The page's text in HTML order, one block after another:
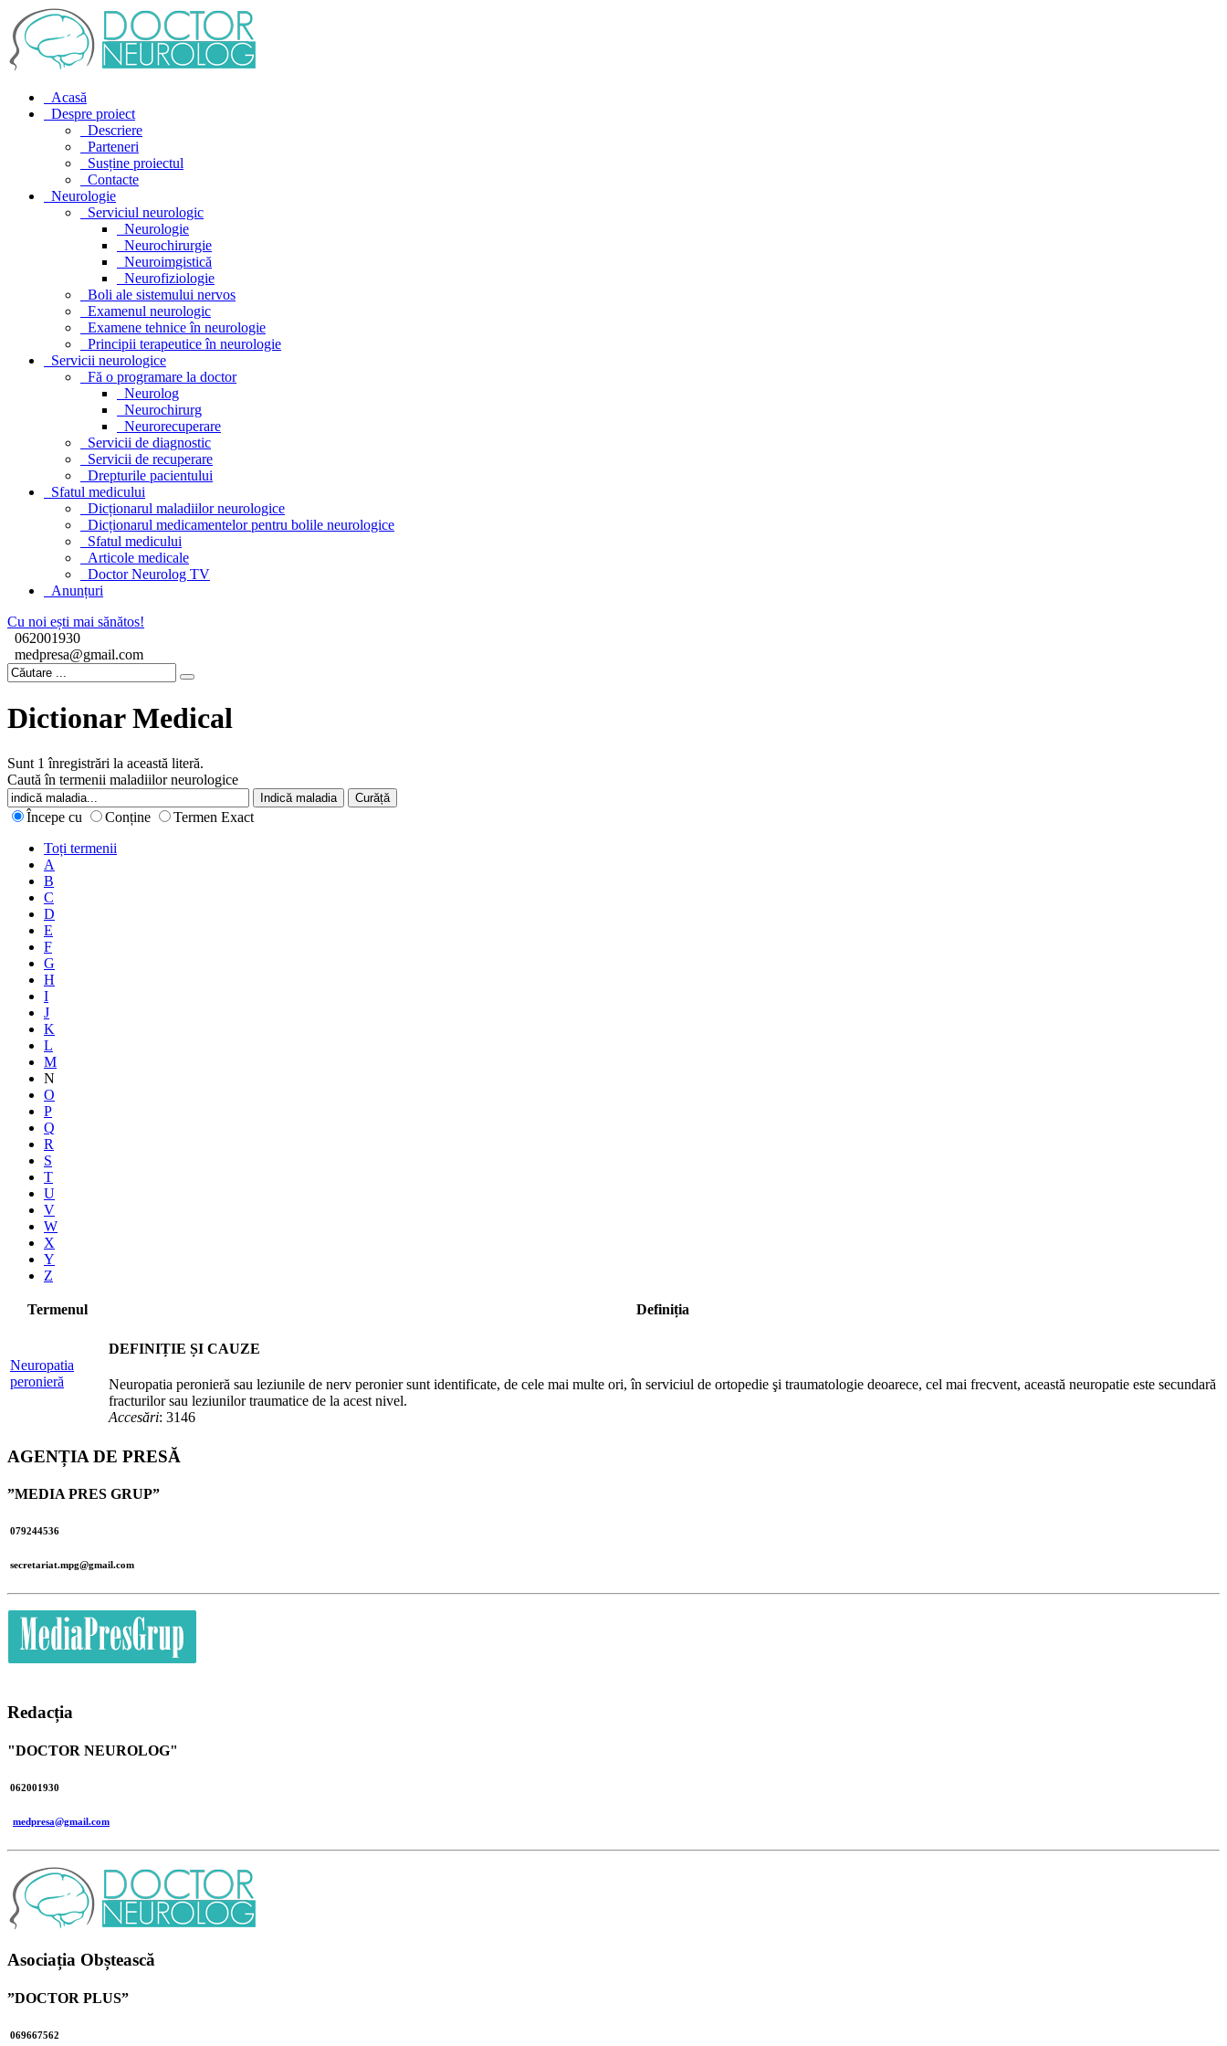
Acasă
Despre proiect
Descriere
Parteneri
Susține proiectul
Contacte
Neurologie
Serviciul neurologic
Neurologie
Neurochirurgie
Neuroimgistică
Neurofiziologie
Boli ale sistemului nervos
Examenul neurologic
Examene tehnice în neurologie
Principii terapeutice în neurologie
Servicii neurologice
Fă o programare la doctor
Neurolog
Neurochirurg
Neurorecuperare
Servicii de diagnostic
Servicii de recuperare
Drepturile pacientului
Sfatul medicului
Dicționarul maladiilor neurologice
Dicționarul medicamentelor pentru bolile neurologice
Sfatul medicului
Articole medicale
Doctor Neurolog TV
Anunțuri
Cu noi ești mai sănătos!
062001930
medpresa@gmail.com
Dictionar Medical
Sunt 1 înregistrări la această literă.
Caută în termenii maladiilor neurologice
Începe cu Conține
Termen Exact
Toți termenii
A
B
C
D
E
F
G
H
I
J
K
L
M
N
O
P
Q
R
S
T
U
V
W
X
Y
Z
Termenul Definiția
Neuropatia
peronieră
DEFINIȚIE ȘI CAUZE
Neuropatia peronieră sau leziunile de nerv peronier sunt identificate, de cele mai multe ori, în serviciul de ortopedie şi traumatologie deoarece, cel mai frecvent, această neuropatie este secundară
fracturilor sau leziunilor traumatice de la acest nivel.
Accesări: 3146
AGENȚIA DE PRESĂ
”MEDIA PRES GRUP”
079244536
secretariat.mpg@gmail.com
Redacția
"DOCTOR NEUROLOG"
062001930
medpresa@gmail.com
Asociația Obștească
”DOCTOR PLUS”
069667562